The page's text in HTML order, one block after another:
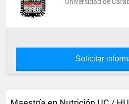
Solicitar